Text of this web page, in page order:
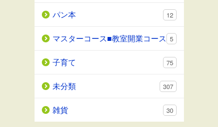
パン本 12
マスターコース■教室開業コース 5
子育て 75
未分類 307
雑貨 30